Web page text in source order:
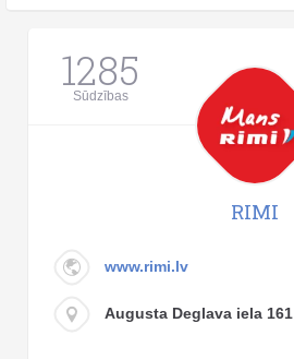
1285
Sūdzības
RIMI
www.rimi.lv
Augusta Deglava iela 161